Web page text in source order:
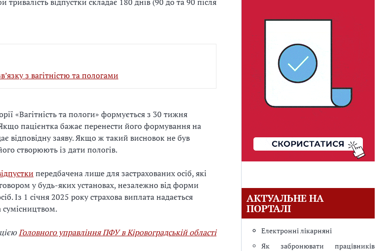
з вагітністю та пологами
«Вагітність та пологи» формується з 30 тижня
Якщо пацієнтка бажає перенести його формування на
відповідну заяву. Якщо ж такий висновок не був
створюють із дати пологів.
передбачена лише для застрахованих осіб, які
у будь-яких установах, незалежно від форми
Із 1 січня 2025 року страхова виплата надається
сумісництвом.
Головного управління ПФУ в Кіровоградській області
АКТУАЛЬНЕ НА
ПОРТАЛІ
Електронні лікарняні
Як забронювати працівників